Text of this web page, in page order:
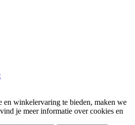
en winkelervaring te bieden, maken we
je meer informatie over cookies en